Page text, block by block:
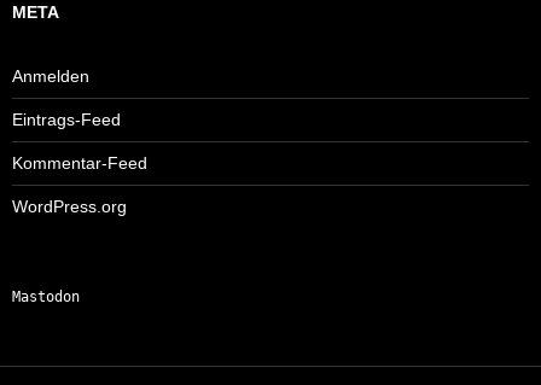
META
Anmelden
Eintrags-Feed
Kommentar-Feed
WordPress.org
Mastodon